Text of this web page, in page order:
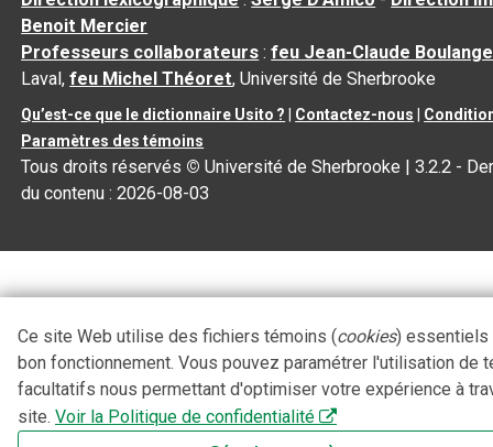
Benoit Mercier
Professeurs collaborateurs :feu Jean-Claude
Laval,feu Michel Théoret, Université de Sherbrooke
Qu’est-ce que le dictionnaire Usito ? Contactez-nous
Paramètres des témoins
Tous droits réservés © Université de Sherbrooke |3.2.2 -
du contenu :2026-08-03
Ce site Web utilise des fichiers témoins (cookies) essentiels
bon fonctionnement. Vous pouvez paramétrer l'utilisation de
facultatifs nous permettant d'optimiser votre expérience à
site. Voir la Politique de confidentialité